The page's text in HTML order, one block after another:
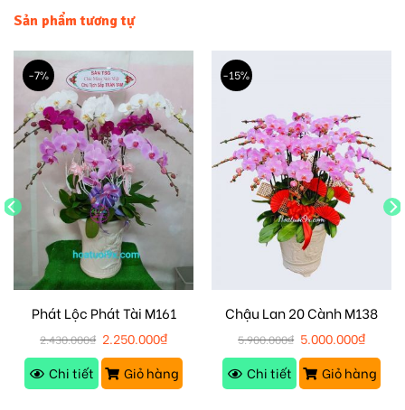
Sản phẩm tương tự
-7%
Phát Lộc Phát Tài M161
2.430.000₫ 2.250.000₫
Chi tiết
Giỏ hàng
-15%
Chậu Lan 20 Cành M138
5.900.000₫ 5.000.000₫
Chi tiết
Giỏ hàng